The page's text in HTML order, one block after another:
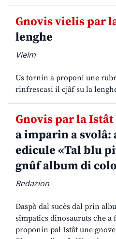
Gnovis vielis par
lenghe
Vielm
Us tornin a proponi une
rinfrescasi il cjâf su la
Gnovis par la
a imparin a svolâ:
edicule «Tal blu
gnûf album di
Redazion
Daspò dal sucès dal prin
simpatics dinosauruts che
proponin pal Istât une